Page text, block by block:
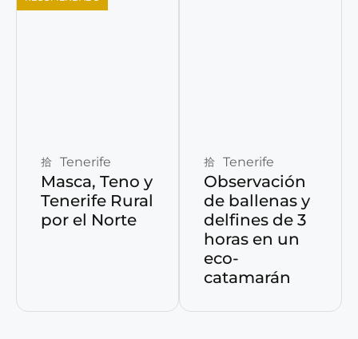
Tenerife
Masca, Teno y
Tenerife Rural
por el Norte
Tenerife
Observación
de ballenas y
delfines de 3
horas en un
eco-
catamarán